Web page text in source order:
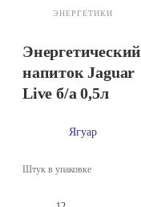
ЭНЕРГЕТИКИ
Энергетический
напиток Jaguar
Live б/а 0,5л
Ягуар
Штук в упаковке